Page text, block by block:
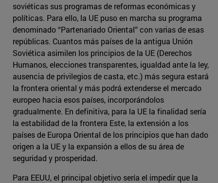
soviéticas sus programas de reformas económicas y
políticas. Para ello, la UE puso en marcha su programa
denominado “Partenariado Oriental” con varias de esas
repúblicas. Cuantos más países de la antigua Unión
Soviética asimilen los principios de la UE (Derechos
Humanos, elecciones transparentes, igualdad ante la ley,
ausencia de privilegios de casta, etc.) más segura estará
la frontera oriental y más podrá extenderse el mercado
europeo hacia esos países, incorporándolos
gradualmente. En definitiva, para la UE la finalidad sería
la estabilidad de la frontera Este, la extensión a los
países de Europa Oriental de los principios que han dado
origen a la UE y la expansión a ellos de su área de
seguridad y prosperidad.
Para EEUU, el principal objetivo sería el impedir que la